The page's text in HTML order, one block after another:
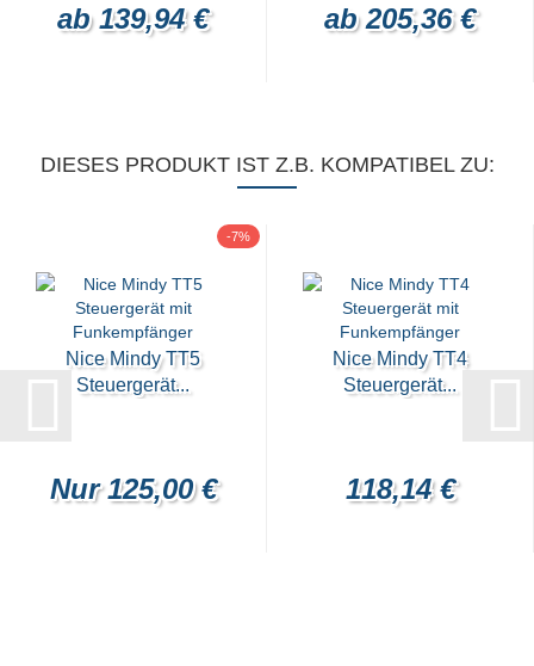
ab 139,94 € ab 205,36 €
DIESES PRODUKT IST Z.B. KOMPATIBEL ZU:
-7%
Nice Mindy TT5
Steuergerät...
Nur 125,00 €
Nice Mindy TT4
Steuergerät...
118,14 €